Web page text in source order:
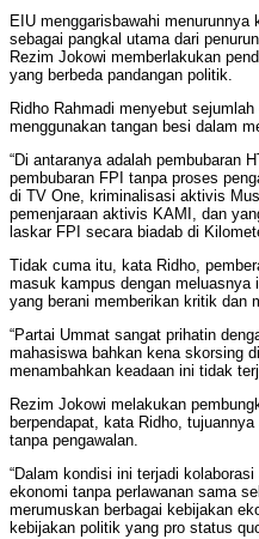
EIU menggarisbawahi
sebagai pangkal utama dari
Rezim Jokowi memberlakukan
yang berbeda pandangan politik.
Ridho Rahmadi menyebut
menggunakan tangan besi dalam
“Di antaranya adalah pembubaran
pembubaran FPI tanpa proses
di TV One, kriminalisasi aktivis
pemenjaraan aktivis KAMI, dan
laskar FPI secara biadab di
Tidak cuma itu, kata Ridho,
masuk kampus dengan meluasnya
yang berani memberikan kritik dan
“Partai Ummat sangat prihatin
mahasiswa bahkan kena skorsing
menambahkan keadaan ini tidak
Rezim Jokowi melakukan
berpendapat, kata Ridho,
tanpa pengawalan.
“Dalam kondisi ini terjadi
ekonomi tanpa perlawanan sama
merumuskan berbagai kebijakan
kebijakan politik yang pro status